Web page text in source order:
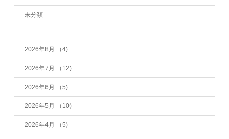
未分類
2026年8月 （4)
2026年7月 （12)
2026年6月 （5)
2026年5月 （10)
2026年4月 （5)